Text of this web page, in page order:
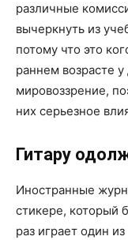
различные
вычеркнуть из
потому что это
раннем возрасте
мировоззрение,
них серьезное
Гитару
Иностранные
стикере, который
раз играет один